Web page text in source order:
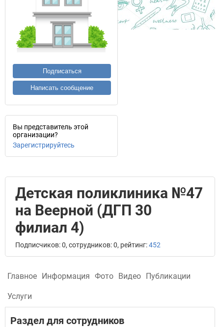
Подписаться
Написать сообщение
Вы представитель этой
организации?
Зарегистрируйтесь
Детская поликлиника №47
на Веерной (ДГП 30
филиал 4)
Подписчиков: 0, сотрудников: 0, рейтинг:452
Главное Информация Фото Видео Публикации
Услуги
Раздел для сотрудников